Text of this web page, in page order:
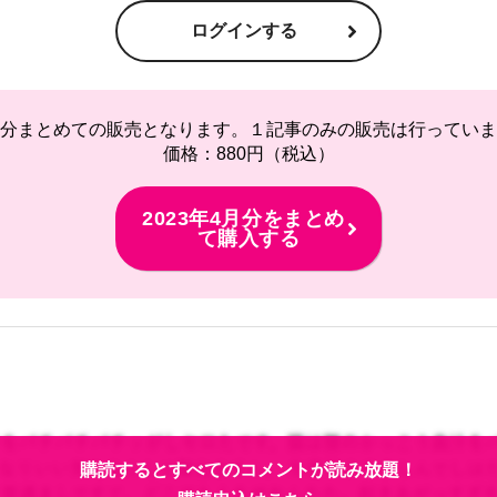
ログインする
まとめての販売となります。１記事のみの販売は行ってい
価格：880円（税込）
2023年4月分をまとめ
て購入する
購読するとすべてのコメントが読み放題！